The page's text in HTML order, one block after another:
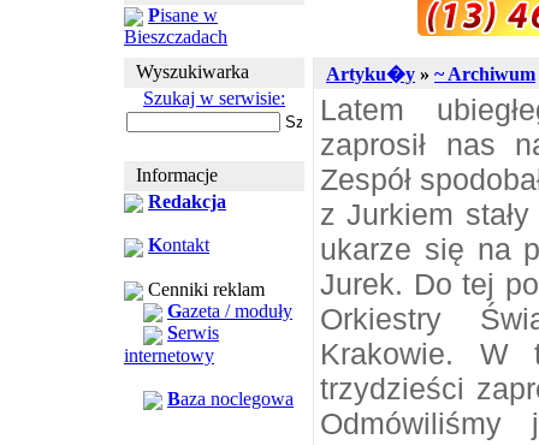
Pisane w
Bieszczadach
Wyszukiwarka
Szukaj w serwisie:
Informacje
Redakcja
Kontakt
Cenniki reklam
Gazeta / moduły
Serwis
internetowy
Baza noclegowa
Artyku�y » ~ Archiwum
Latem
zaprosił nas
Zespół
z Jurkiem
ukarze się na
Jurek. Do tej
Orkiestry
Krakowie. W
trzydzieści